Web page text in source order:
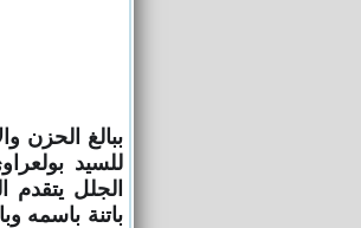
ببالغ الحزن
للسيد
الجلل يتقدم
باتنة ‏باسمه